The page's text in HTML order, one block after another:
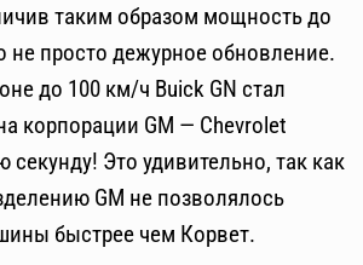
таким образом мощность до
не просто дежурное обновление.
до 100 км/ч Buick GN стал
корпорации GM — Chevrolet
секунду! Это удивительно, так как
GM не позволялось
быстрее чем Корвет.